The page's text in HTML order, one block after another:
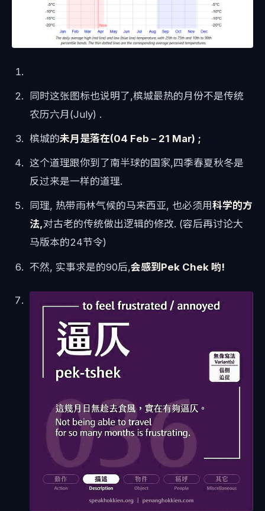
同时这张图标也说明了,槟城最热的月份不是传统
农历六月(July) .
槟城的未月是落在(04 Feb – 21 Mar) ;
这个道理跟你到了南半球的国家,四季春夏秋冬是
反过来是一样的道理.
同理, 热带雨林气候的马来西亚, 也必须用科学的方
法,对古老的传统做出逻辑的修改. (容后再讨论大
马版本的24节令)
不然, 实事求是的90后,会感到Pek Chek 哟!